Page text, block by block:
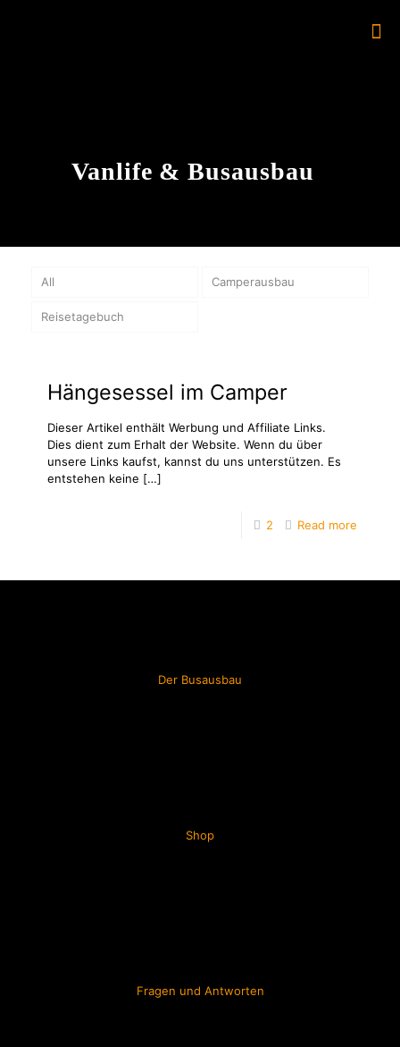
Vanlife & Busausbau
All Camperausbau
Reisetagebuch
Hängesessel im Camper
Dieser Artikel enthält Werbung und Affiliate Links.
Dies dient zum Erhalt der Website. Wenn du über
unsere Links kaufst, kannst du uns unterstützen. Es
entstehen keine […]
2 Read more
Der Busausbau
Shop
Fragen und Antworten